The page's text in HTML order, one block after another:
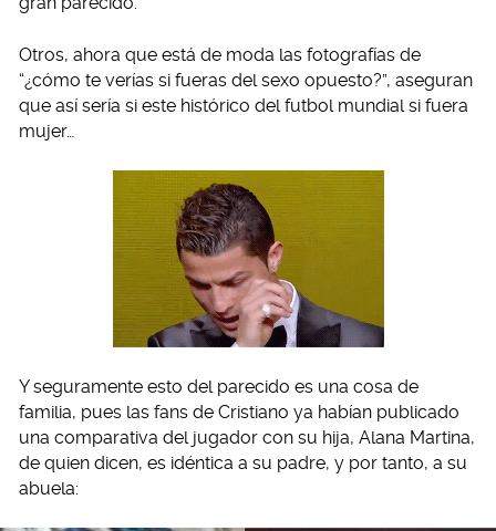
Otros, ahora que está de moda las fotografías de
“¿cómo te verías si fueras del sexo opuesto?”, aseguran
que así sería si este histórico del futbol mundial si fuera
mujer…
Y seguramente esto del parecido es una cosa de
familia, pues las fans de Cristiano ya habían publicado
una comparativa del jugador con su hija, Alana Martina,
de quien dicen, es idéntica a su padre, y por tanto, a su
abuela: